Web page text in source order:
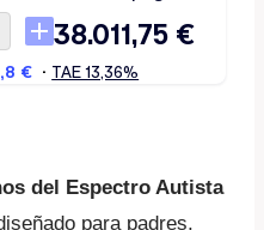
del Espectro Autista
para padres,